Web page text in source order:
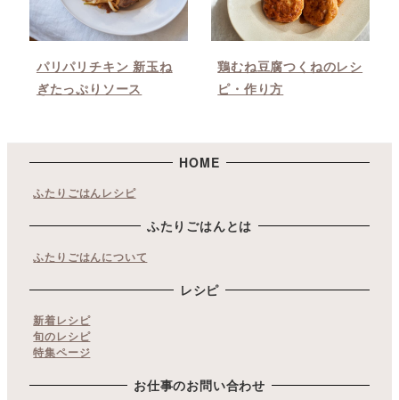
パリパリチキン 新玉ね
ぎたっぷりソース
鶏むね豆腐つくねのレシ
ピ・作り方
HOME
ふたりごはんレシピ
ふたりごはんとは
ふたりごはんについて
レシピ
新着レシピ
旬のレシピ
特集ページ
お仕事のお問い合わせ